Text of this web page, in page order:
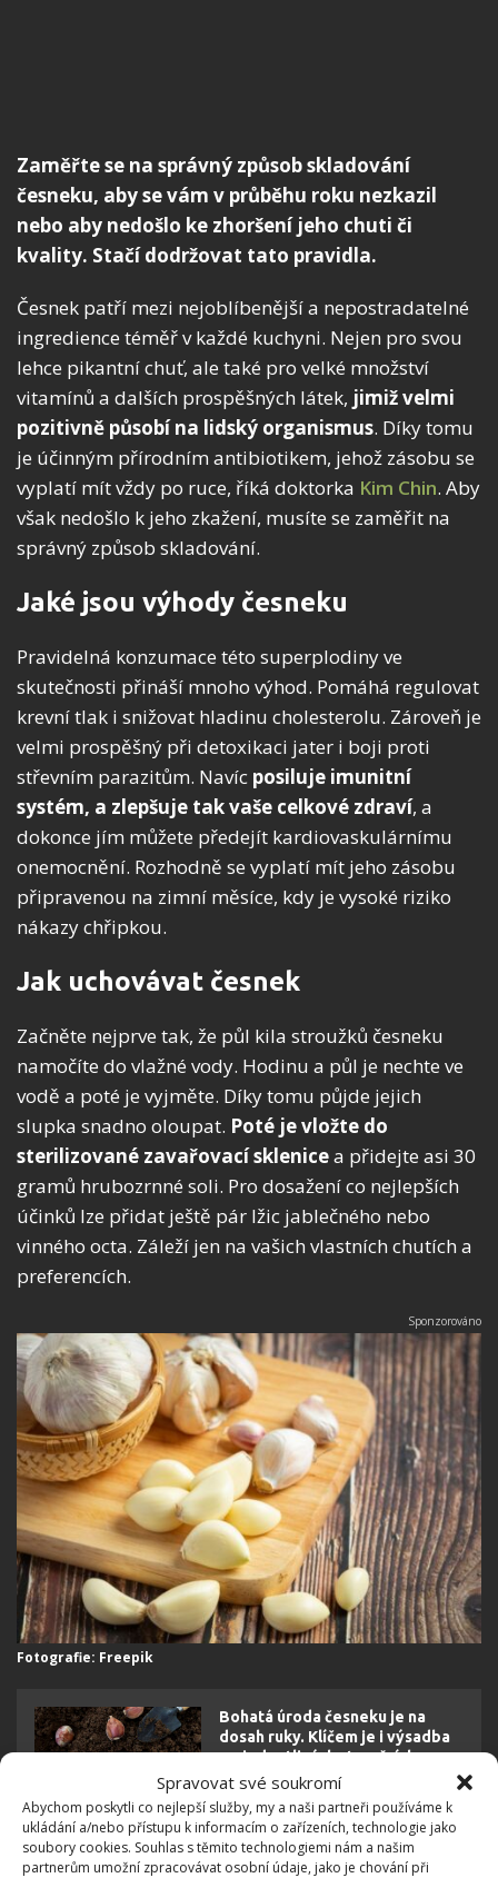
Spravovat své soukromí
Abychom poskytli co nejlepší služby, my a naši partneři používáme k
ukládání a/nebo přístupu k informacím o zařízeních, technologie jako
soubory cookies. Souhlas s těmito technologiemi nám a našim
partnerům umožní zpracovávat osobní údaje, jako je chování při
Zaměřte se na správný způsob skladování
česneku, aby se vám v průběhu roku nezkazil
nebo aby nedošlo ke zhoršení jeho chuti či
kvality. Stačí dodržovat tato pravidla.
Česnek patří mezi nejoblíbenější a nepostradatelné
ingredience téměř v každé kuchyni. Nejen pro svou
lehce pikantní chuť, ale také pro velké množství
vitamínů a dalších prospěšných látek, jimiž velmi
pozitivně působí na lidský organismus. Díky tomu
je účinným přírodním antibiotikem, jehož zásobu se
vyplatí mít vždy po ruce, říká doktorka Kim Chin. Aby
však nedošlo k jeho zkažení, musíte se zaměřit na
správný způsob skladování.
Jaké jsou výhody česneku
Pravidelná konzumace této superplodiny ve
skutečnosti přináší mnoho výhod. Pomáhá regulovat
krevní tlak i snižovat hladinu cholesterolu. Zároveň je
velmi prospěšný při detoxikaci jater i boji proti
střevním parazitům. Navíc posiluje imunitní
systém, a zlepšuje tak vaše celkové zdraví, a
dokonce jím můžete předejít kardiovaskulárnímu
onemocnění. Rozhodně se vyplatí mít jeho zásobu
připravenou na zimní měsíce, kdy je vysoké riziko
nákazy chřipkou.
Jak uchovávat česnek
Začněte nejprve tak, že půl kila stroužků česneku
namočíte do vlažné vody. Hodinu a půl je nechte ve
vodě a poté je vyjměte. Díky tomu půjde jejich
slupka snadno oloupat. Poté je vložte do
sterilizované zavařovací sklenicea přidejte asi 30
gramů hrubozrnné soli. Pro dosažení co nejlepších
účinků lze přidat ještě pár lžic jablečného nebo
vinného octa. Záleží jen na vašich vlastních chutích a
preferencích.
Fotografie: Freepik
Bohatá úroda česneku je na
dosah ruky. Klíčem je i výsadba
po jednotlivých stroužcích
Nakonec takto naložený česnek přelijte vychladlou